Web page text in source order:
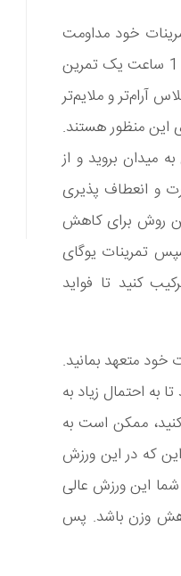
خود مداومت
داشته باشید. شما می‌توانید حداقل 3 تا 5 بار در هفته به مدت حداقل 1 ساعت یک تمرین
آرام‌تر و ملایم‌تر
این منظور هستند.
شروع کنید – با یک تمرین 20 دقیقه‌ای به میدان بروید و از
و انعطاف پذیری
روش برای کاهش
کنید. سپس تمرینات یوگای
کنید تا فواید
خود متعهد بمانید.
به احتمال زیاد به
ممکن است به
که در این ورزش
این ورزش عالی
وزن باشد. پس